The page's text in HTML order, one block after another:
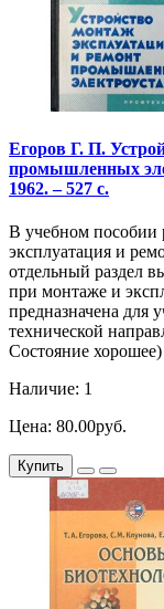
Егоров Г. П.
промышленных
1962. – 527 с.
В учебном пособии
эксплуатация и
отдельный раздел
при монтаже и
предназначена для
технической
Состояние хорошее)
Наличие: 1
Цена: 80.00руб.
Купить